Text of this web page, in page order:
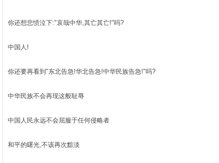
你还想悲愤泣下:"哀哉中华,其亡其亡!"吗?
中国人!
你还要再看到"东北告急!华北告急!中华民族告急!"吗?
中华民族不会再现这般耻辱
中国人民永远不会屈服于任何侵略者
和平的曙光,不该再次黯淡